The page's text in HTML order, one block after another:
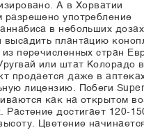
А в Хорватии
разрешено употребление
в небольших
плантацию
перечисленных стран
или штат Колорадо
продается даже в
лицензию. Побеги
как на открытом
Растение достигает 120-
Цветение